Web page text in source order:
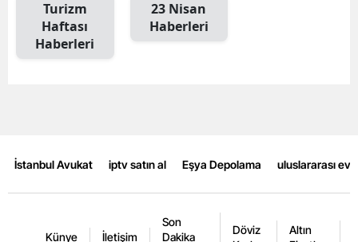
Osmaniye
Turizm
Haftası
Haberleri
23 Nisan
Haberleri
İstanbul Avukat iptv satın al Eşya Depolama uluslararası
Künye İletişim
Son
Dakika
Döviz
Altın